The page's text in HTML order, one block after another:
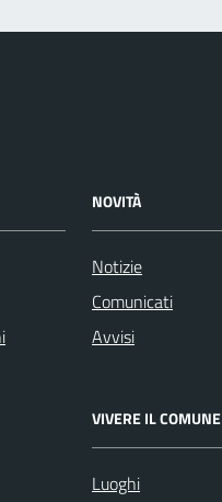
NOVITÀ
Notizie
Comunicati
Avvisi
VIVERE IL COMUNE
Luoghi